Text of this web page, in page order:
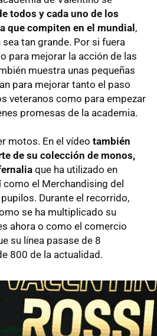
todos y cada uno de los
que compiten en el mundial ,
tan grande. Por si fuera
para mejorar la acción de las
muestra unas pequeñas
para mejorar tanto el paso
veteranos como para empezar
promesas de la academia.
motos. En el vídeo también
de su colección de monos,
que ha utilizado en
el Merchandising del
Durante el recorrido,
se ha multiplicado su
ahora o como el comercio
su línea pasase de 8
800 de la actualidad.